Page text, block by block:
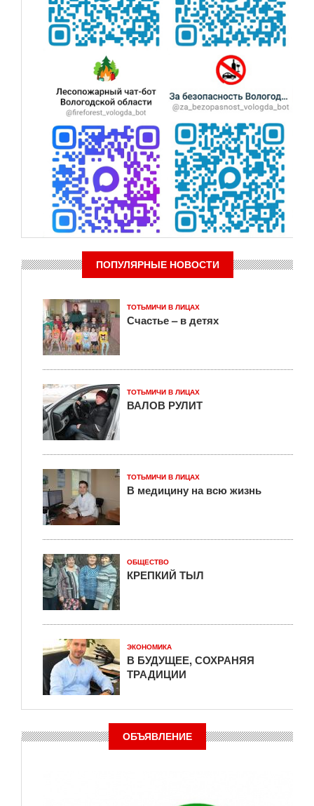
ПОПУЛЯРНЫЕ НОВОСТИ
ТОТЬМИЧИ В ЛИЦАХ
Счастье – в детях
ТОТЬМИЧИ В ЛИЦАХ
ВАЛОВ РУЛИТ
ТОТЬМИЧИ В ЛИЦАХ
В медицину на всю жизнь
ОБЩЕСТВО
КРЕПКИЙ ТЫЛ
ЭКОНОМИКА
В БУДУЩЕЕ, СОХРАНЯЯ
ТРАДИЦИИ
ОБЪЯВЛЕНИЕ